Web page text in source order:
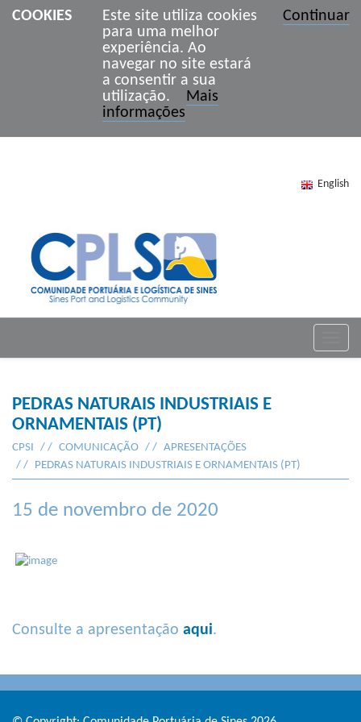
COOKIES
Este site utiliza cookies
para uma melhor
experiência. Ao
navegar no site estará
a consentir a sua
utilização. Mais
informações
Continuar
English
PEDRAS NATURAIS INDUSTRIAIS E
ORNAMENTAIS (PT)
CPSI COMUNICAÇÃO
APRESENTAÇÕES
PEDRAS NATURAIS INDUSTRIAIS E ORNAMENTAIS (PT)
15 de novembro de 2020
Consulte a apresentação aqui.